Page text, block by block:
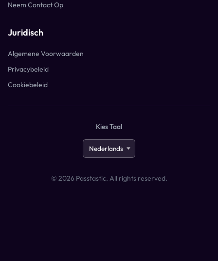
Neem Contact Op
Juridisch
Algemene Voorwaarden
Privacybeleid
Cookiebeleid
Kies Taal
© 2026Passtastic. All rights reserved.